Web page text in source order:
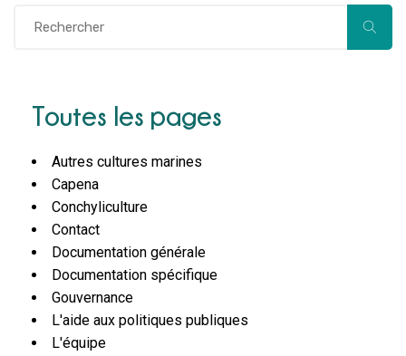
Toutes les pages
Autres cultures marines
Capena
Conchyliculture
Contact
Documentation générale
Documentation spécifique
Gouvernance
L'aide aux politiques publiques
L'équipe